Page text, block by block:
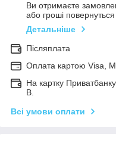
Ви отримаєте
або гроші
Детальніше
Післяплата
Оплата картою Visa,
На картку
В.
Всі умови оплати